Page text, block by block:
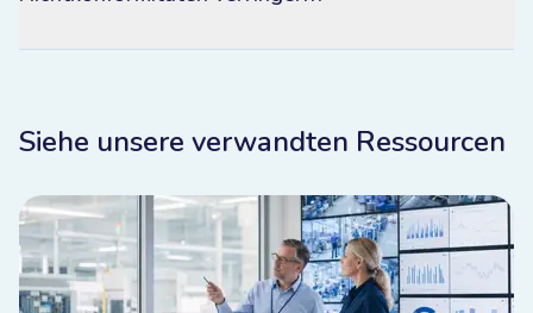
Siehe unsere verwandten Ressourcen